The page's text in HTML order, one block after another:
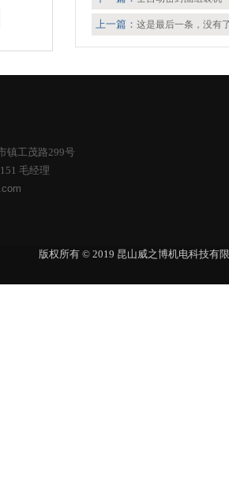
上一篇： 这是最后一条，没有
工茂路299号
毛经理
版权所有 © 2019 昆山威之博机电科技